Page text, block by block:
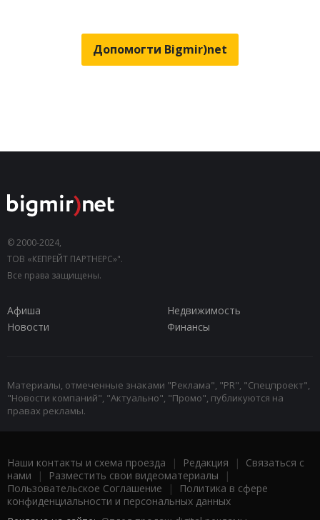
Допомогти Bigmir)net
© 2000-2024,
ТОВ «КЕПРЕЙТ ПАРТНЕРС»".
Все права защищены.
Афиша
Недвижимость
Новости
Финансы
Материалы, отмеченные знаками "Реклама", "PR", "Спецпроект",
"Новости компаний", "Актуально", "Промо", публикуются на
правах рекламы.
Наши контакты и схема проезда | Редакция | Связаться с
нами | Разместить свои видеоматериалы |
Пользовательское Соглашение |
Политика в сфере
конфиденциальности и персональных данных